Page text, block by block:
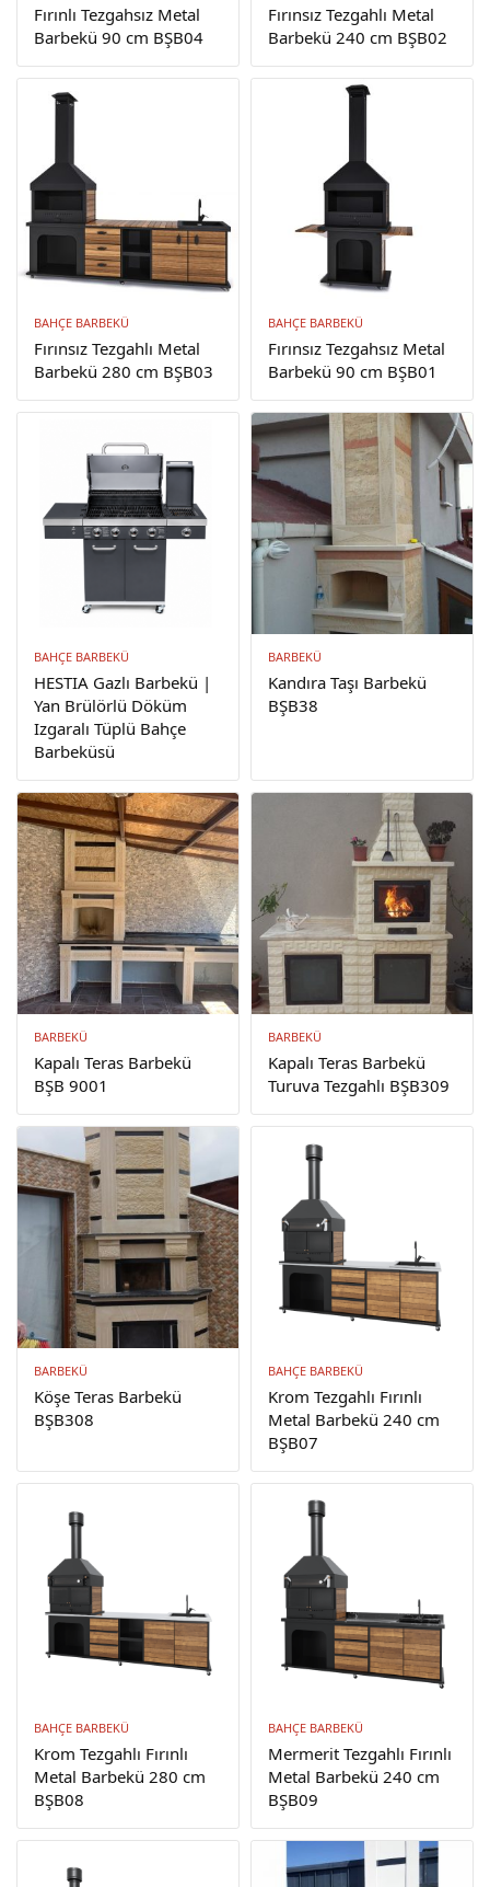
Fırınlı Tezgahsız Metal
Barbekü 90 cm BŞB04
Fırınsız Tezgahlı Metal
Barbekü 240 cm BŞB02
BAHÇE BARBEKÜ
Fırınsız Tezgahlı Metal
Barbekü 280 cm BŞB03
BAHÇE BARBEKÜ
Fırınsız Tezgahsız Metal
Barbekü 90 cm BŞB01
BAHÇE BARBEKÜ
HESTIA Gazlı Barbekü |
Yan Brülörlü Döküm
Izgaralı Tüplü Bahçe
Barbeküsü
BARBEKÜ
Kandıra Taşı Barbekü
BŞB38
BARBEKÜ
Kapalı Teras Barbekü
BŞB 9001
BARBEKÜ
Kapalı Teras Barbekü
Turuva Tezgahlı BŞB309
BARBEKÜ
Köşe Teras Barbekü
BŞB308
BAHÇE BARBEKÜ
Krom Tezgahlı Fırınlı
Metal Barbekü 240 cm
BŞB07
BAHÇE BARBEKÜ
Krom Tezgahlı Fırınlı
Metal Barbekü 280 cm
BŞB08
BAHÇE BARBEKÜ
Mermerit Tezgahlı Fırınlı
Metal Barbekü 240 cm
BŞB09